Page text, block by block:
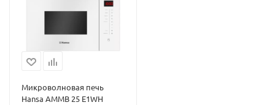
Микроволновая печь
Hansa AMMB 25 E1WH